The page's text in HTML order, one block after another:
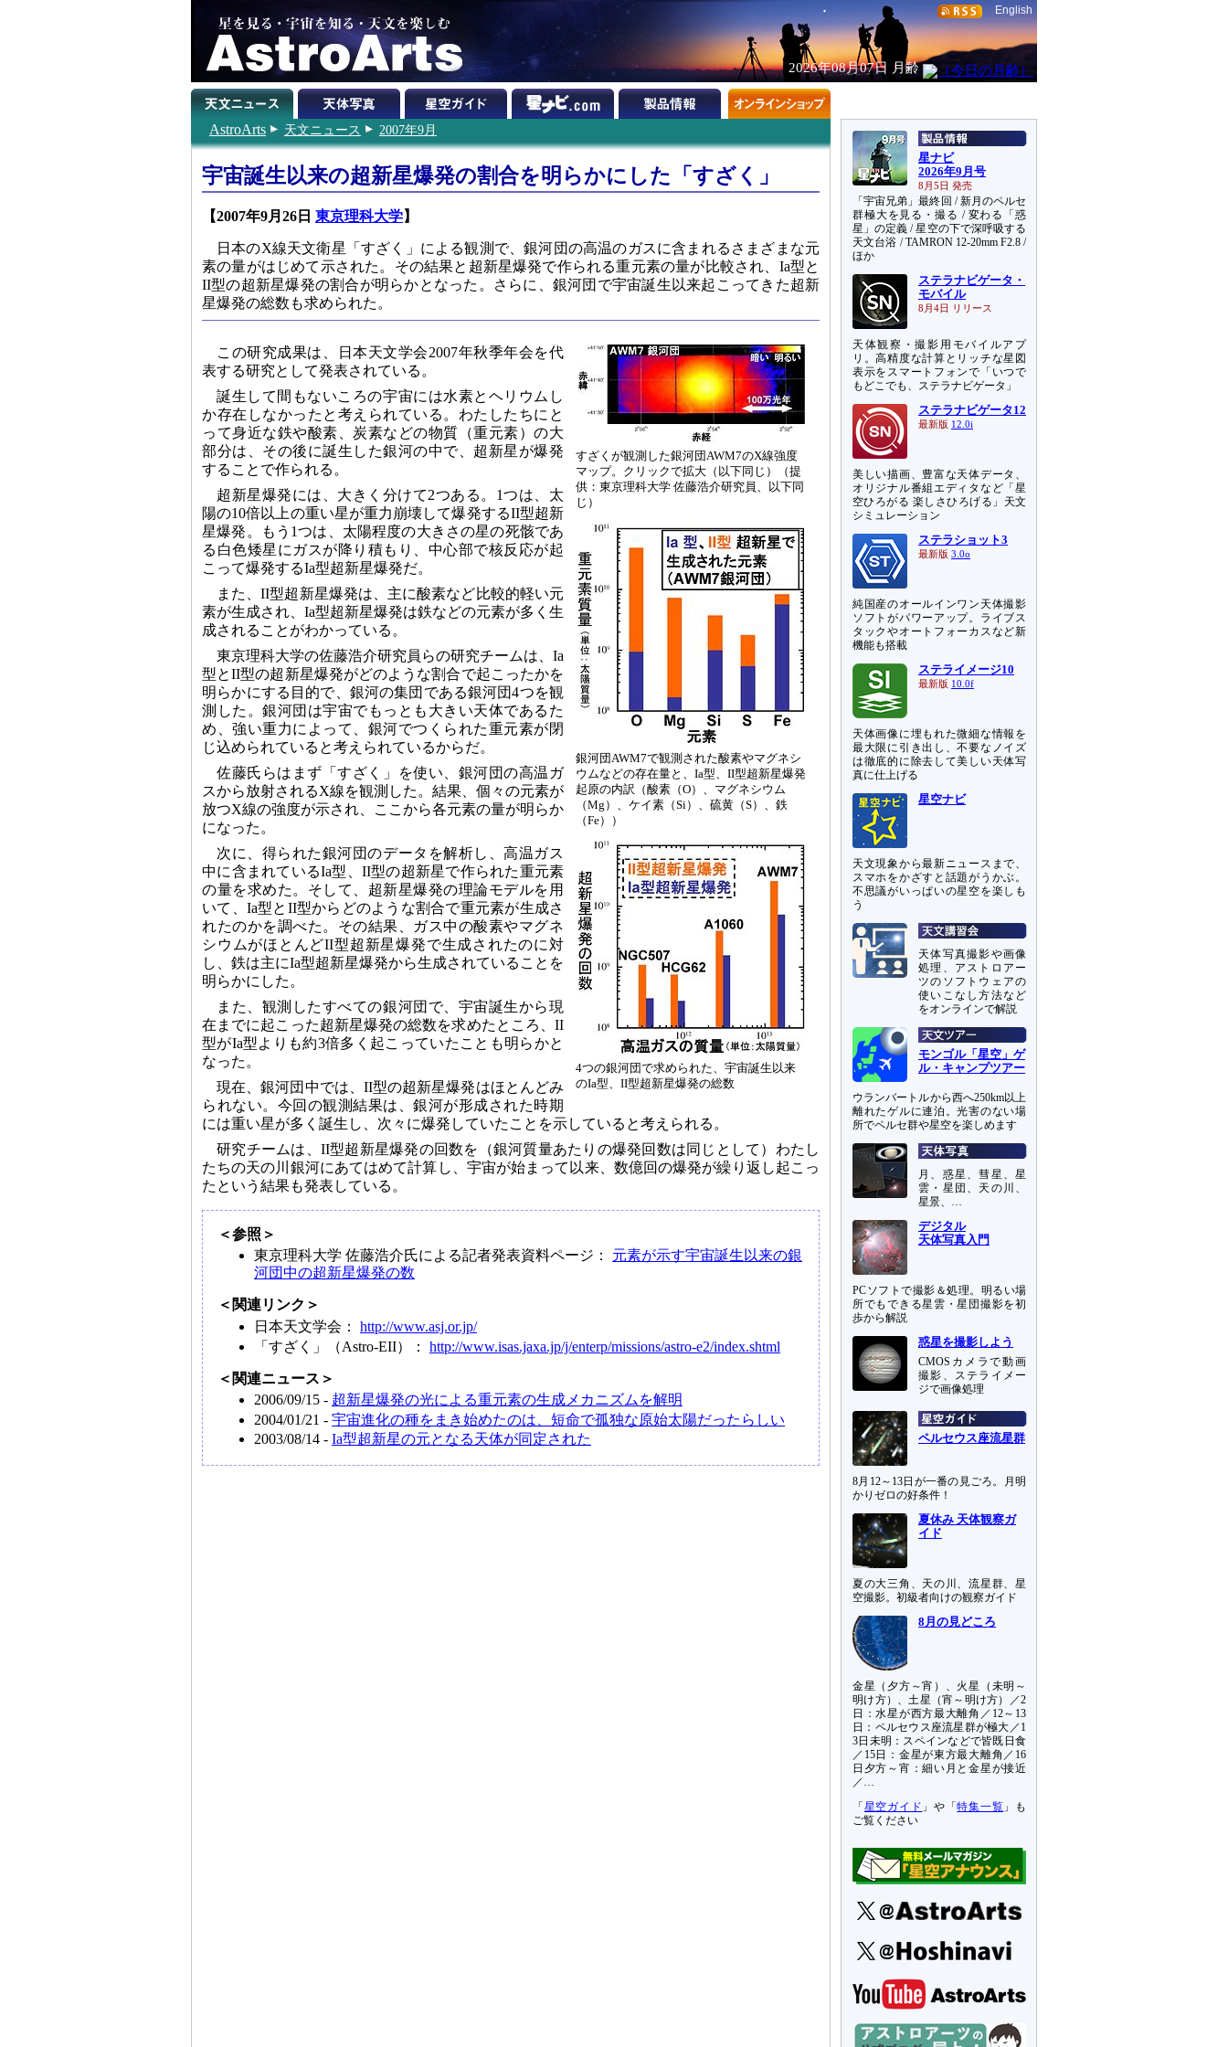
English
2026年08月07日 月齢
AstroArts 天文ニュース 2007年9月
宇宙誕生以来の超新星爆発の割合を明らかにした「すざく」
【2007年9月26日 東京理科大学】
日本のX線天文衛星「すざく」による観測で、銀河団の高温のガスに含まれるさまざまな元
素の量がはじめて示された。その結果と超新星爆発で作られる重元素の量が比較され、Ia型と
II型の超新星爆発の割合が明らかとなった。さらに、銀河団で宇宙誕生以来起こってきた超新
星爆発の総数も求められた。
すざくが観測した銀河団AWM7のX線強度
マップ。クリックで拡大（以下同じ）（提
供：東京理科大学 佐藤浩介研究員、以下同
じ）
銀河団AWM7で観測された酸素やマグネシ
ウムなどの存在量と、Ia型、II型超新星爆発
起原の内訳（酸素（O）、マグネシウム
（Mg）、ケイ素（Si）、硫黄（S）、鉄
（Fe））
4つの銀河団で求められた、宇宙誕生以来
のIa型、II型超新星爆発の総数
この研究成果は、日本天文学会2007年秋季年会を代
表する研究として発表されている。
誕生して間もないころの宇宙には水素とヘリウムし
か存在しなかったと考えられている。わたしたちにと
って身近な鉄や酸素、炭素などの物質（重元素）の大
部分は、その後に誕生した銀河の中で、超新星が爆発
することで作られる。
超新星爆発には、大きく分けて2つある。1つは、太
陽の10倍以上の重い星が重力崩壊して爆発するII型超新
星爆発。もう1つは、太陽程度の大きさの星の死骸であ
る白色矮星にガスが降り積もり、中心部で核反応が起
こって爆発するIa型超新星爆発だ。
また、II型超新星爆発は、主に酸素など比較的軽い元
素が生成され、Ia型超新星爆発は鉄などの元素が多く生
成されることがわかっている。
東京理科大学の佐藤浩介研究員らの研究チームは、Ia
型とII型の超新星爆発がどのような割合で起こったかを
明らかにする目的で、銀河の集団である銀河団4つを観
測した。銀河団は宇宙でもっとも大きい天体であるた
め、強い重力によって、銀河でつくられた重元素が閉
じ込められていると考えられているからだ。
佐藤氏らはまず「すざく」を使い、銀河団の高温ガ
スから放射されるX線を観測した。結果、個々の元素が
放つX線の強度が示され、ここから各元素の量が明らか
になった。
次に、得られた銀河団のデータを解析し、高温ガス
中に含まれているIa型、II型の超新星で作られた重元素
の量を求めた。そして、超新星爆発の理論モデルを用
いて、Ia型とII型からどのような割合で重元素が生成さ
れたのかを調べた。その結果、ガス中の酸素やマグネ
シウムがほとんどII型超新星爆発で生成されたのに対
し、鉄は主にIa型超新星爆発から生成されていることを
明らかにした。
また、観測したすべての銀河団で、宇宙誕生から現
在までに起こった超新星爆発の総数を求めたところ、II
型がIa型よりも約3倍多く起こっていたことも明らかと
なった。
現在、銀河団中では、II型の超新星爆発はほとんどみ
られない。今回の観測結果は、銀河が形成された時期
には重い星が多く誕生し、次々に爆発していたことを示していると考えられる。
研究チームは、II型超新星爆発の回数を（銀河質量あたりの爆発回数は同じとして）わたし
たちの天の川銀河にあてはめて計算し、宇宙が始まって以来、数億回の爆発が繰り返し起こっ
たという結果も発表している。
＜参照＞
東京理科大学 佐藤浩介氏による記者発表資料ページ： 元素が示す宇宙誕生以来の銀
河団中の超新星爆発の数
＜関連リンク＞
日本天文学会： http://www.asj.or.jp/
「すざく」（Astro-EII）： http://www.isas.jaxa.jp/j/enterp/missions/astro-e2/index.shtml
＜関連ニュース＞
2006/09/15 - 超新星爆発の光による重元素の生成メカニズムを解明
2004/01/21 - 宇宙進化の種をまき始めたのは、短命で孤独な原始太陽だったらしい
2003/08/14 - Ia型超新星の元となる天体が同定された
星ナビ
2026年9月号
8月5日 発売
「宇宙兄弟」最終回 / 新月のペルセ
群極大を見る・撮る / 変わる「惑
星」の定義 / 星空の下で深呼吸する
天文台浴 / TAMRON 12-20mm F2.8 /
ほか
ステラナビゲータ・
モバイル
8月4日 リリース
天体観察・撮影用モバイルアプ
リ。高精度な計算とリッチな星図
表示をスマートフォンで「いつで
もどこでも、ステラナビゲータ」
ステラナビゲータ12
最新版 12.0i
美しい描画、豊富な天体データ、
オリジナル番組エディタなど「星
空ひろがる 楽しさひろげる」天文
シミュレーション
ステラショット3
最新版 3.0o
純国産のオールインワン天体撮影
ソフトがパワーアップ。ライブス
タックやオートフォーカスなど新
機能も搭載
ステライメージ10
最新版 10.0f
天体画像に埋もれた微細な情報を
最大限に引き出し、不要なノイズ
は徹底的に除去して美しい天体写
真に仕上げる
星空ナビ
天文現象から最新ニュースまで、
スマホをかざすと話題がうかぶ。
不思議がいっぱいの星空を楽しも
う
天体写真撮影や画像
処理、アストロアー
ツのソフトウェアの
使いこなし方法など
をオンラインで解説
モンゴル「星空」ゲ
ル・キャンプツアー
ウランバートルから西へ250km以上
離れたゲルに連泊。光害のない場
所でペルセ群や星空を楽しめます
月、惑星、彗星、星
雲・星団、天の川、
星景、…
デジタル
天体写真入門
PCソフトで撮影＆処理。明るい場
所でもできる星雲・星団撮影を初
歩から解説
惑星を撮影しよう
CMOSカメラで動画
撮影、ステライメー
ジで画像処理
ペルセウス座流星群
8月12～13日が一番の見ごろ。月明
かりゼロの好条件！
夏休み 天体観察ガ
イド
夏の大三角、天の川、流星群、星
空撮影。初級者向けの観察ガイド
8月の見どころ
金星（夕方～宵）、火星（未明～
明け方）、土星（宵～明け方）／2
日：水星が西方最大離角／12～13
日：ペルセウス座流星群が極大／1
3日未明：スペインなどで皆既日食
／15日：金星が東方最大離角／16
日夕方～宵：細い月と金星が接近
／…
「 星空ガイド 」や「特集一覧 」も
ご覧ください